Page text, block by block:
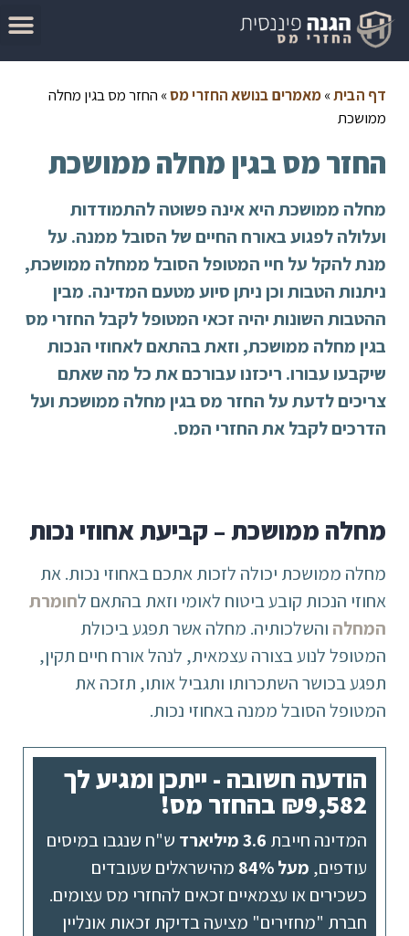
דף הבית»מאמרים בנושא החזרי מס» החזר מס בגין מחלה
ממושכת
החזר מס בגין מחלה ממושכת
מחלה ממושכת היא אינה פשוטה להתמודדות
ועלולה לפגוע באורח החיים של הסובל ממנה. על
מנת להקל על חיי המטופל הסובל ממחלה ממושכת,
ניתנות הטבות וכן ניתן סיוע מטעם המדינה. מבין
ההטבות השונות יהיה זכאי המטופל לקבל החזרי מס
בגין מחלה ממושכת, וזאת בהתאם לאחוזי הנכות
שיקבעו עבורו. ריכזנו עבורכם את כל מה שאתם
צריכים לדעת על החזר מס בגין מחלה ממושכת ועל
הדרכים לקבל את החזרי המס.
מחלה ממושכת – קביעת אחוזי נכות
מחלה ממושכת יכולה לזכות אתכם באחוזי נכות. את
אחוזי הנכות קובע ביטוח לאומי וזאת בהתאם לחומרת
המחלה והשלכותיה. מחלה אשר תפגע ביכולת
המטופל לנוע בצורה עצמאית, לנהל אורח חיים תקין,
תפגע בכושר השתכרותו ותגביל אותו, תזכה את
המטופל הסובל ממנה באחוזי נכות.
הודעה חשובה - ייתכן ומגיע לך
₪9,582 בהחזר מס!
המדינה חייבת 3.6 מיליארד
ש"ח שנגבו במיסים
עודפים, מעל 84%
מהישראלים שעובדים
כשכירים או עצמאיים זכאים להחזרי מס עצומים.
חברת "מחזירים" מציעה בדיקת זכאות אונליין